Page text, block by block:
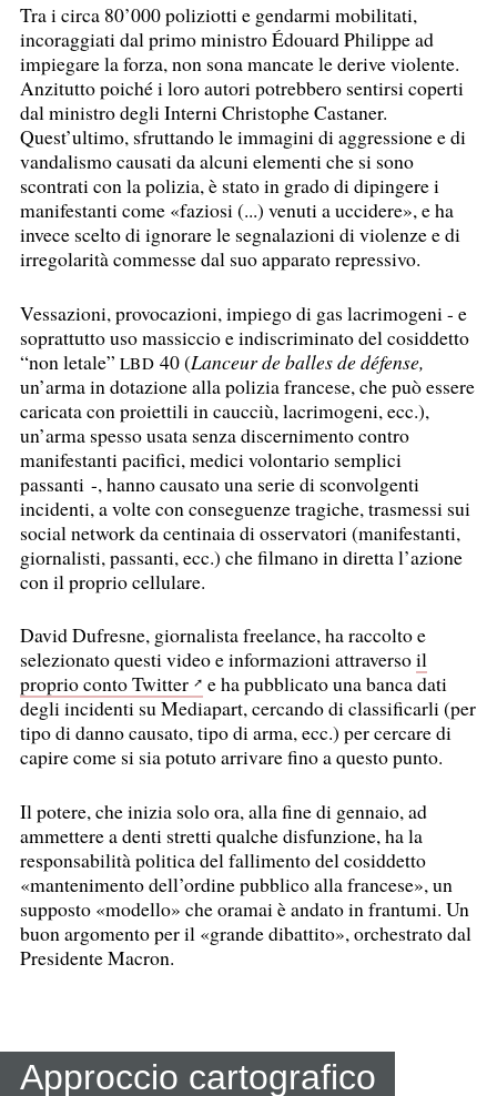
Tra i circa 80’000 poliziotti e gendarmi mobilitati,
incoraggiati dal primo ministro Édouard Philippe ad
impiegare la forza, non sona mancate le derive violente.
Anzitutto poiché i loro autori potrebbero sentirsi coperti
dal ministro degli Interni Christophe Castaner.
Quest’ultimo, sfruttando le immagini di aggressione e di
vandalismo causati da alcuni elementi che si sono
scontrati con la polizia, è stato in grado di dipingere i
manifestanti come «faziosi (...) venuti a uccidere», e ha
invece scelto di ignorare le segnalazioni di violenze e di
irregolarità commesse dal suo apparato repressivo.
Vessazioni, provocazioni, impiego di gas lacrimogeni - e
soprattutto uso massiccio e indiscriminato del cosiddetto
“non letale” LBD 40 (Lanceur de balles de défense,
un’arma in dotazione alla polizia francese, che può essere
caricata con proiettili in caucciù, lacrimogeni, ecc.),
un’arma spesso usata senza discernimento contro
manifestanti pacifici, medici volontario semplici
passanti -, hanno causato una serie di sconvolgenti
incidenti, a volte con conseguenze tragiche, trasmessi sui
social network da centinaia di osservatori (manifestanti,
giornalisti, passanti, ecc.) che filmano in diretta l’azione
con il proprio cellulare.
David Dufresne, giornalista freelance, ha raccolto e
selezionato questi video e informazioni attraversoil
proprio conto Twitter
e ha pubblicato una banca dati
degli incidenti su Mediapart, cercando di classificarli (per
tipo di danno causato, tipo di arma, ecc.) per cercare di
capire come si sia potuto arrivare fino a questo punto.
Il potere, che inizia solo ora, alla fine di gennaio, ad
ammettere a denti stretti qualche disfunzione, ha la
responsabilità politica del fallimento del cosiddetto
«mantenimento dell’ordine pubblico alla francese», un
supposto «modello» che oramai è andato in frantumi. Un
buon argomento per il «grande dibattito», orchestrato dal
Presidente Macron.
Approccio cartografico